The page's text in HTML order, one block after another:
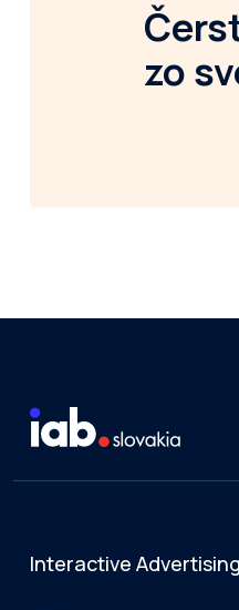
zo
Interactive